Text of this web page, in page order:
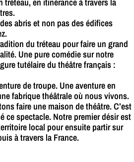
en itinérance à travers la
abris et non pas des édifices
du tréteau pour faire un grand
Une pure comédie sur notre
tutélaire du théâtre français :
de troupe. Une aventure en
fabrique théâtrale où nous vivons.
faire une maison de théâtre. C’est
ce spectacle. Notre premier désir est
local pour ensuite partir sur
à travers la France.